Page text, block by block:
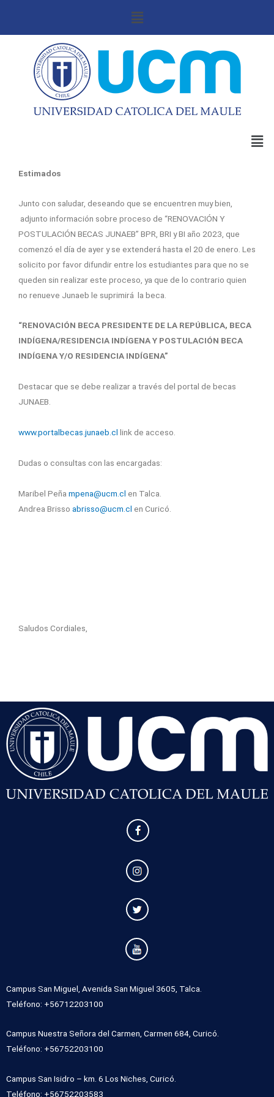
Estimados
Junto con saludar, deseando que se encuentren muy bien,
adjunto información sobre proceso de “RENOVACIÓN Y
POSTULACIÓN BECAS JUNAEB” BPR, BRI y BI año 2023, que
comenzó el día de ayer y se extenderá hasta el 20 de enero. Les
solicito por favor difundir entre los estudiantes para que no se
queden sin realizar este proceso, ya que de lo contrario quien
no renueve Junaeb le suprimirá la beca.
“RENOVACIÓN BECA PRESIDENTE DE LA REPÚBLICA, BECA
INDÍGENA/RESIDENCIA INDÍGENA Y POSTULACIÓN BECA
INDÍGENA Y/O RESIDENCIA INDÍGENA”
Destacar que se debe realizar a través del portal de becas
JUNAEB.
www.portalbecas.junaeb.cl link de acceso.
Dudas o consultas con las encargadas:
Maribel Peña mpena@ucm.cl en Talca.
Andrea Brisso abrisso@ucm.cl en Curicó.
Saludos Cordiales,
Campus San Miguel, Avenida San Miguel 3605, Talca.
Teléfono: +56712203100
Campus Nuestra Señora del Carmen, Carmen 684, Curicó.
Teléfono: +56752203100
Campus San Isidro – km. 6 Los Niches, Curicó.
Teléfono: +56752203583